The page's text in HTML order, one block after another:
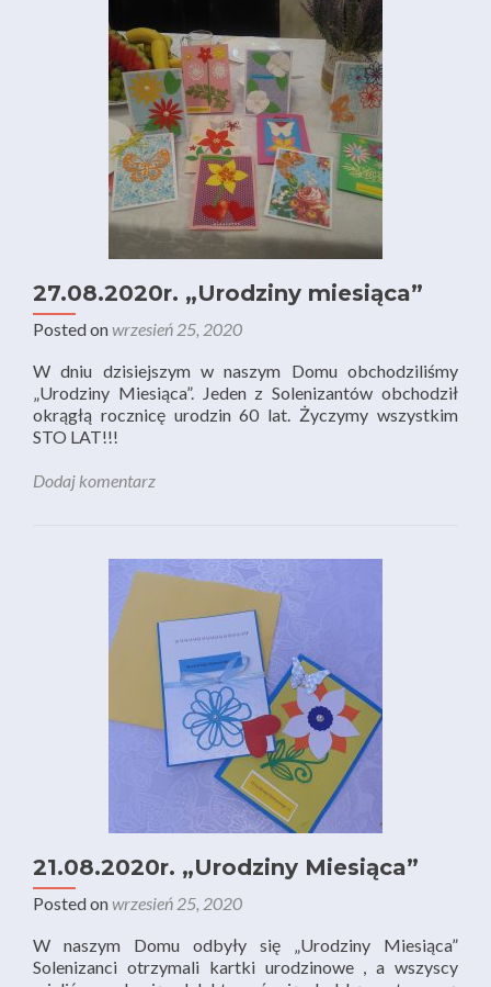
27.08.2020r. „Urodziny miesiąca”
Posted onwrzesień 25, 2020
W dniu dzisiejszym w naszym Domu obchodziliśmy
„Urodziny Miesiąca”. Jeden z Solenizantów obchodził
okrągłą rocznicę urodzin 60 lat. Życzymy wszystkim
STO LAT!!!
Dodaj komentarz
21.08.2020r. „Urodziny Miesiąca”
Posted onwrzesień 25, 2020
W naszym Domu odbyły się „Urodziny Miesiąca”
Solenizanci otrzymali kartki urodzinowe , a wszyscy